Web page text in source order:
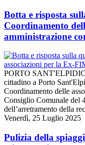
Botta e risposta
Coordinamento
amministrazione
PORTO
cittadino a Porto
Coordinamento delle
Consiglio Comunale del
dell’arretramento della
Venerdì, 25 Luglio 2025
Pulizia della